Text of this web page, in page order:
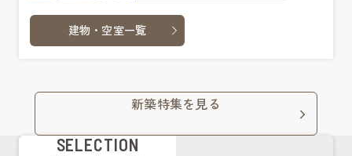
建物・空室一覧
新築特集を見る
SELECTION